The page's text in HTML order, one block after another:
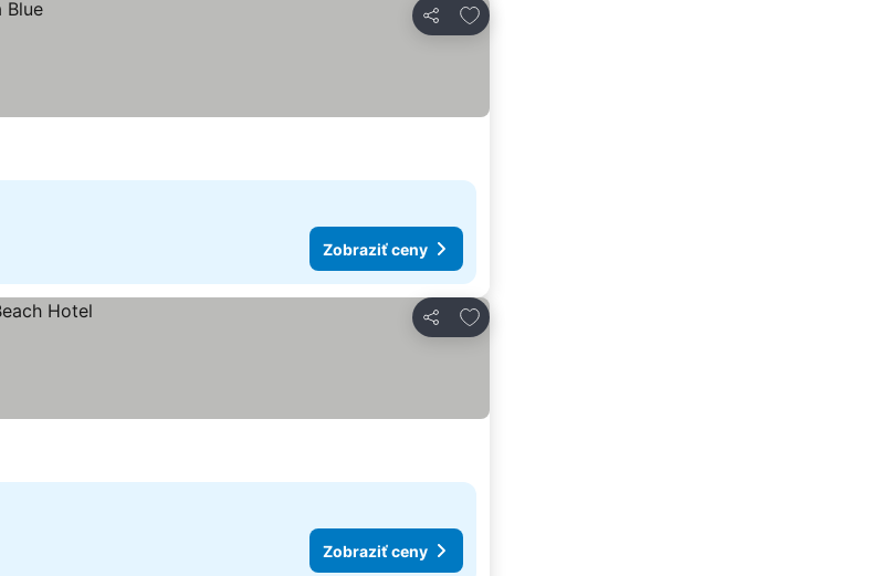
Zdieľať
Pridať do obľúbených
Zobraziť ceny
Zdieľať
Pridať do obľúbených
Zobraziť ceny